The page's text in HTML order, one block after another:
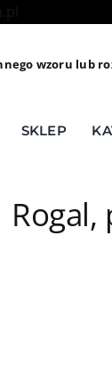
content
wzoru lub
SKLEP